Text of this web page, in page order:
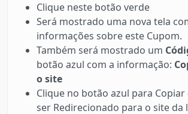
Clique neste botão verde
Será mostrado uma nova tela
informações sobre este Cupom.
Também será mostrado um
botão azul com a informação:
o site
Clique no botão azul para Copiar
ser Redirecionado para o site da